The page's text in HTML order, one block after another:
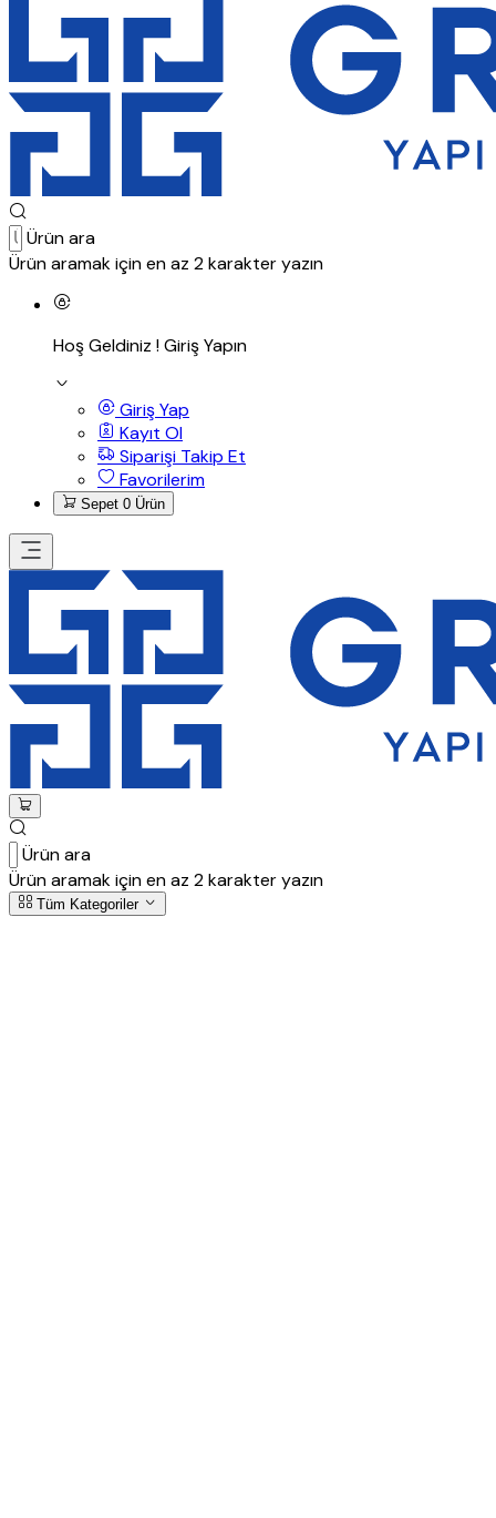
Ürün ara
Ürün aramak için en az 2 karakter yazın
Hoş Geldiniz !Giriş Yapın
Giriş Yap
Kayıt Ol
Siparişi Takip Et
Favorilerim
Sepet 0 Ürün
Ürün ara
Ürün aramak için en az 2 karakter yazın
Tüm Kategoriler